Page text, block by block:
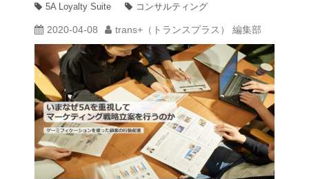
5A Loyalty Suite
コンサルティング
2020-04-08 trans+（トランスプラス） 編集部